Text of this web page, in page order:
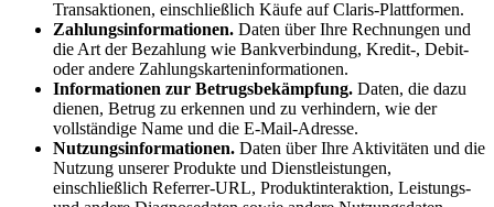
Transaktionen, einschließlich Käufe auf Claris-Plattformen.
Zahlungsinformationen. Daten über Ihre Rechnungen und
die Art der Bezahlung wie Bankverbindung, Kredit-, Debit-
oder andere Zahlungskarteninformationen.
Informationen zur Betrugsbekämpfung. Daten, die dazu
dienen, Betrug zu erkennen und zu verhindern, wie der
vollständige Name und die E-Mail-Adresse.
Nutzungsinformationen. Daten über Ihre Aktivitäten und die
Nutzung unserer Produkte und Dienstleistungen,
einschließlich Referrer-URL, Produktinteraktion, Leistungs-